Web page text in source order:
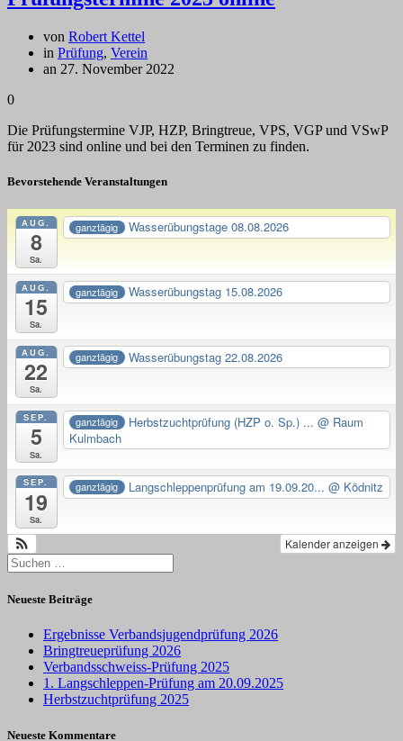
von Robert Kettel
in Prüfung, Verein
an 27. November 2022
0
Die Prüfungstermine VJP, HZP, Bringtreue, VPS, VGP und VSwP
für 2023 sind online und bei den Terminen zu finden.
Bevorstehende Veranstaltungen
AUG.
8
Sa.
ganztägig Wasserübungstage 08.08.2026
AUG.
15
Sa.
ganztägig Wasserübungstag 15.08.2026
AUG.
22
Sa.
ganztägig Wasserübungstag 22.08.2026
SEP.
5
Sa.
ganztägig Herbstzuchtprüfung (HZP o. Sp.) ...@ Raum
Kulmbach
SEP.
19
Sa.
ganztägig Langschleppenprüfung am 19.09.20...@ Ködnitz
Kalender anzeigen
Suchen
nach:
Neueste Beiträge
Ergebnisse Verbandsjugendprüfung 2026
Bringtreueprüfung 2026
Verbandsschweiss-Prüfung 2025
1. Langschleppen-Prüfung am 20.09.2025
Herbstzuchtprüfung 2025
Neueste Kommentare